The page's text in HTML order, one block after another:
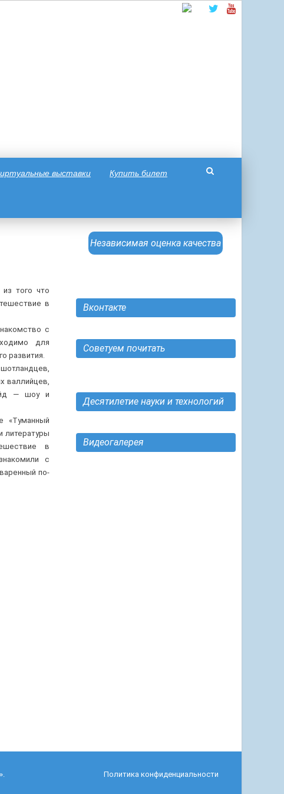
выставки Купить билет
того что
в
с
для
развития.
валлийцев,
— шоу и
«Туманный
литературы
в
с
по-
Независимая оценка качества
Вконтакте
Советуем почитать
Десятилетие науки и технологий
Видеогалерея
. Политика конфиденциальности